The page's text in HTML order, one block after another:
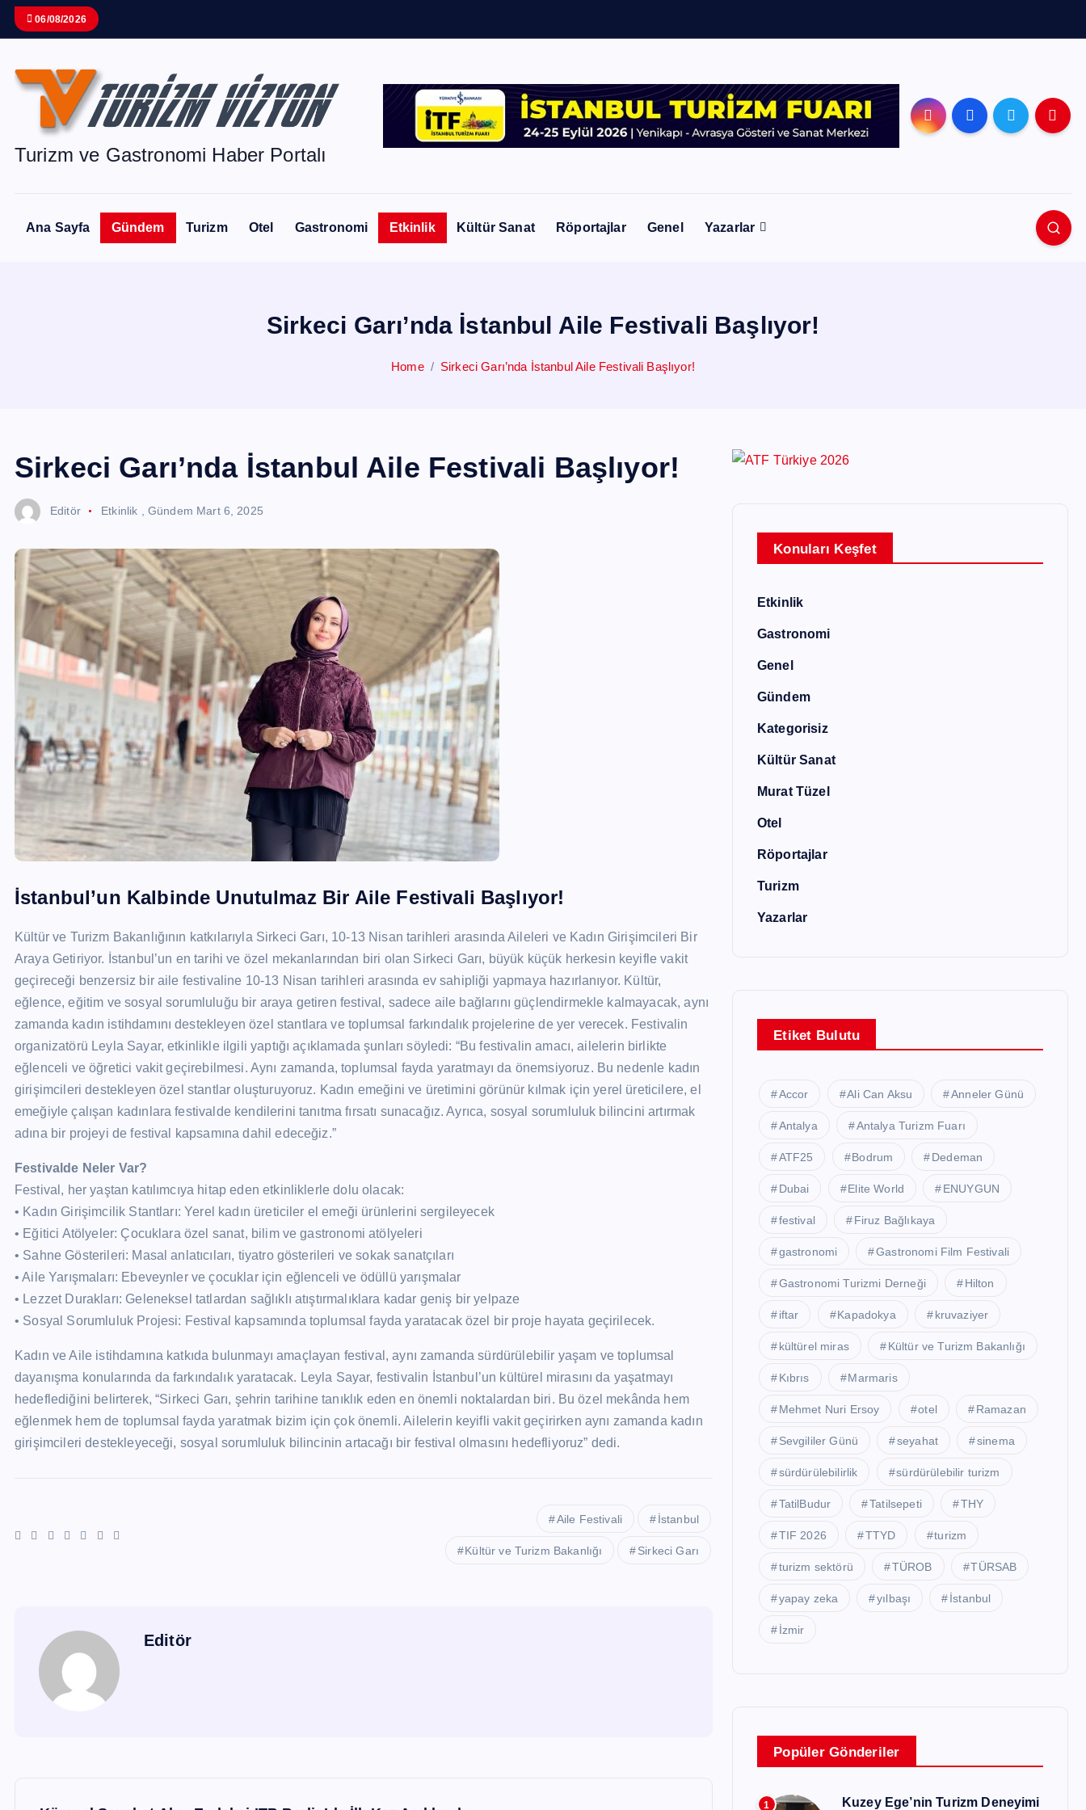
06/08/2026
Turizm ve Gastronomi Haber Portalı
Ana Sayfa Gündem Turizm Otel Gastronomi Etkinlik Kültür Sanat Röportajlar Genel Yazarlar
Sirkeci Garı’nda İstanbul Aile Festivali Başlıyor!
Home Sirkeci Garı’nda İstanbul Aile Festivali Başlıyor!
Sirkeci Garı’nda İstanbul Aile Festivali Başlıyor!
Editör Etkinlik Gündem Mart 6, 2025
İstanbul’un Kalbinde Unutulmaz Bir Aile Festivali Başlıyor!
Kültür ve Turizm Bakanlığının katkılarıyla Sirkeci Garı, 10-13 Nisan tarihleri arasında Aileleri ve Kadın Girişimcileri Bir
Araya Getiriyor. İstanbul’un en tarihi ve özel mekanlarından biri olan Sirkeci Garı, büyük küçük herkesin keyifle vakit
geçireceği benzersiz bir aile festivaline 10-13 Nisan tarihleri arasında ev sahipliği yapmaya hazırlanıyor. Kültür,
eğlence, eğitim ve sosyal sorumluluğu bir araya getiren festival, sadece aile bağlarını güçlendirmekle kalmayacak, aynı
zamanda kadın istihdamını destekleyen özel stantlara ve toplumsal farkındalık projelerine de yer verecek. Festivalin
organizatörü Leyla Sayar, etkinlikle ilgili yaptığı açıklamada şunları söyledi: “Bu festivalin amacı, ailelerin birlikte
eğlenceli ve öğretici vakit geçirebilmesi. Aynı zamanda, toplumsal fayda yaratmayı da önemsiyoruz. Bu nedenle kadın
girişimcileri destekleyen özel stantlar oluşturuyoruz. Kadın emeğini ve üretimini görünür kılmak için yerel üreticilere, el
emeğiyle çalışan kadınlara festivalde kendilerini tanıtma fırsatı sunacağız. Ayrıca, sosyal sorumluluk bilincini artırmak
adına bir projeyi de festival kapsamına dahil edeceğiz.”
Festivalde Neler Var?
Festival, her yaştan katılımcıya hitap eden etkinliklerle dolu olacak:
• Kadın Girişimcilik Stantları: Yerel kadın üreticiler el emeği ürünlerini sergileyecek
• Eğitici Atölyeler: Çocuklara özel sanat, bilim ve gastronomi atölyeleri
• Sahne Gösterileri: Masal anlatıcıları, tiyatro gösterileri ve sokak sanatçıları
• Aile Yarışmaları: Ebeveynler ve çocuklar için eğlenceli ve ödüllü yarışmalar
• Lezzet Durakları: Geleneksel tatlardan sağlıklı atıştırmalıklara kadar geniş bir yelpaze
• Sosyal Sorumluluk Projesi: Festival kapsamında toplumsal fayda yaratacak özel bir proje hayata geçirilecek.
Kadın ve Aile istihdamına katkıda bulunmayı amaçlayan festival, aynı zamanda sürdürülebilir yaşam ve toplumsal
dayanışma konularında da farkındalık yaratacak. Leyla Sayar, festivalin İstanbul’un kültürel mirasını da yaşatmayı
hedeflediğini belirterek, “Sirkeci Garı, şehrin tarihine tanıklık eden en önemli noktalardan biri. Bu özel mekânda hem
eğlenmek hem de toplumsal fayda yaratmak bizim için çok önemli. Ailelerin keyifli vakit geçirirken aynı zamanda kadın
girişimcileri destekleyeceği, sosyal sorumluluk bilincinin artacağı bir festival olmasını hedefliyoruz” dedi.
Aile Festivali İstanbul
Kültür ve Turizm Bakanlığı Sirkeci Garı
Editör
Konuları Keşfet
Etkinlik
Gastronomi
Genel
Gündem
Kategorisiz
Kültür Sanat
Murat Tüzel
Otel
Röportajlar
Turizm
Yazarlar
Etiket Bulutu
Accor Ali Can Aksu Anneler Günü
Antalya Antalya Turizm Fuarı
ATF25 Bodrum Dedeman
Dubai Elite World ENUYGUN
festival Firuz Bağlıkaya
gastronomi Gastronomi Film Festivali
Gastronomi Turizmi Derneği Hilton
iftar Kapadokya kruvaziyer
kültürel miras Kültür ve Turizm Bakanlığı
Kıbrıs Marmaris
Mehmet Nuri Ersoy otel Ramazan
Sevgililer Günü seyahat sinema
sürdürülebilirlik sürdürülebilir turizm
TatilBudur Tatilsepeti THY
TIF 2026 TTYD turizm
turizm sektörü TÜROB TÜRSAB
yapay zeka yılbaşı İstanbul
İzmir
Popüler Gönderiler
1
Kuzey Ege’nin Turizm Deneyimi